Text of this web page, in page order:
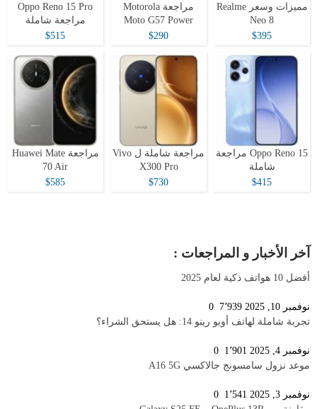
مميزات وسعر Realme
Neo 8
$395
مراجعة Motorola
Moto G57 Power
$290
Oppo Reno 15 Pro
مراجعة شاملة
$515
Oppo Reno 15 مراجعة
شاملة
$415
مراجعة شاملة ل Vivo
X300 Pro
$730
مراجعة Huawei Mate
70 Air
$585
آخر الأخبار و المراجعات :
أفضل 10 هواتف ذكية لعام 2025
نوفمبر 10, 2025 7٬939
تجربة شاملة لهاتف أوبو رينو 14: هل يستحق الشراء؟
نوفمبر 4, 2025 1٬901
موعد نزول سامسونج جالاكسي A16 5G
نوفمبر 3, 2025 1٬541